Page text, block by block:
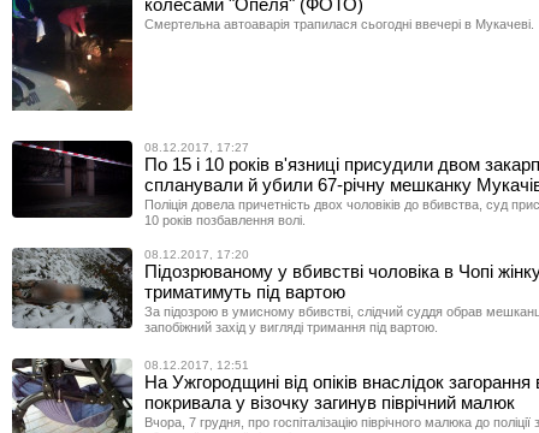
колесами "Опеля" (ФОТО)
Смертельна автоаварія трапилася сьогодні ввечері в Мукачеві.
08.12.2017, 17:27
По 15 і 10 років в'язниці присудили двом
спланували й убили 67-річну мешканку
Поліція довела причетність двох чоловіків до вбивства, суд
10 років позбавлення волі.
08.12.2017, 17:20
Підозрюваному у вбивстві чоловіка в Чопі
триматимуть під вартою
За підозрою в умисному вбивстві, слідчий суддя обрав
запобіжний захід у вигляді тримання під вартою.
08.12.2017, 12:51
На Ужгородщині від опіків внаслідок загорання
покривала у візочку загинув піврічний малюк
Вчора, 7 грудня, про госпіталізацію піврічного малюка до